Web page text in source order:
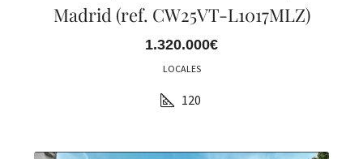
Madrid (ref. CW25VT-L1017MLZ)
1.320.000€
LOCALES
120